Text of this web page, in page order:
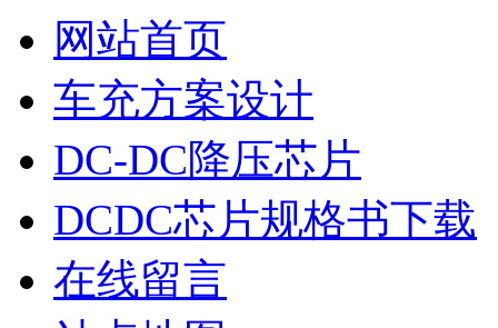
网站首页
车充方案设计
DC-DC降压芯片
DCDC芯片规格书下载
在线留言